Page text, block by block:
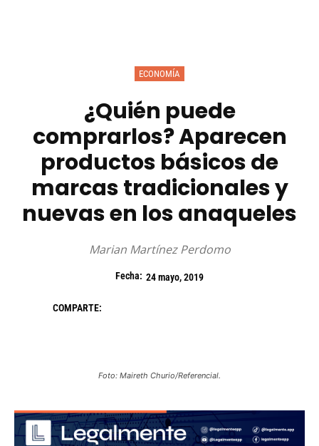
ECONOMÍA
¿Quién puede
comprarlos? Aparecen
productos básicos de
marcas tradicionales y
nuevas en los anaqueles
Marian Martínez Perdomo
Fecha: 24 mayo, 2019
COMPARTE:
Foto: Maireth Churio/Referencial.